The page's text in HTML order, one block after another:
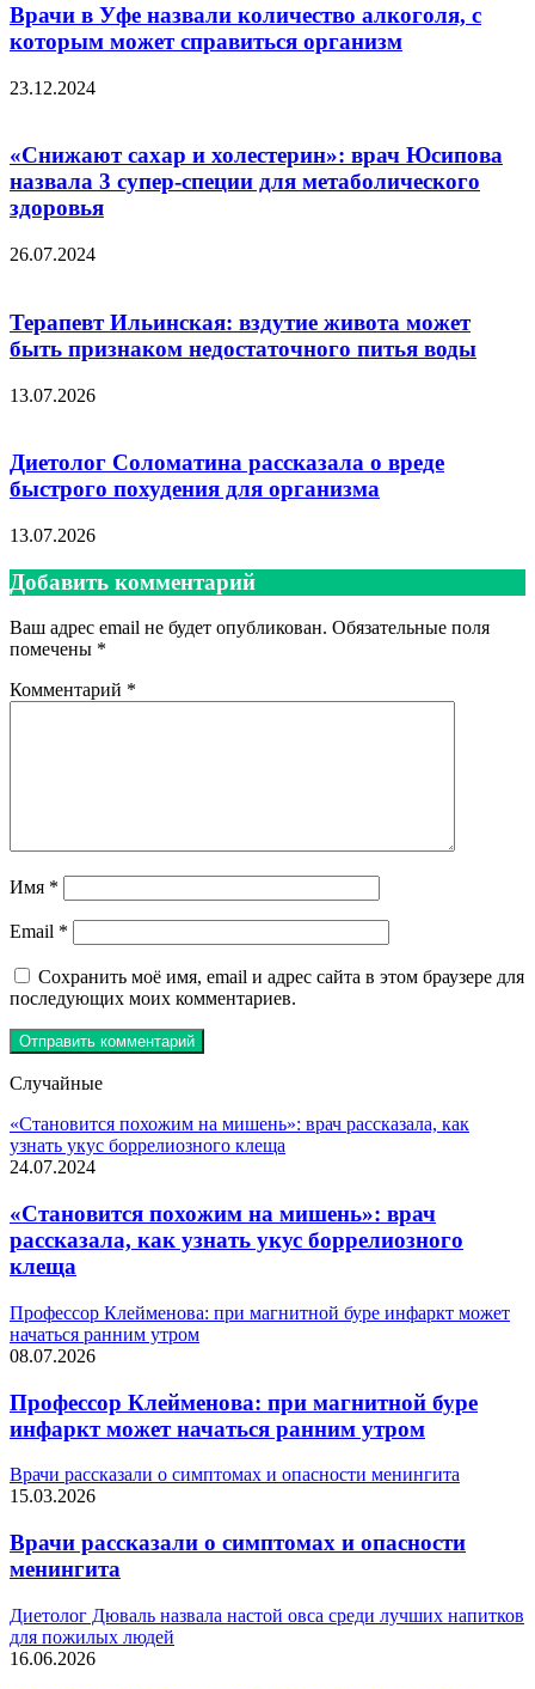
Врачи в Уфе назвали количество алкоголя, с
которым может справиться организм
23.12.2024
«Снижают сахар и холестерин»: врач Юсипова
назвала 3 супер-специи для метаболического
здоровья
26.07.2024
Терапевт Ильинская: вздутие живота может
быть признаком недостаточного питья воды
13.07.2026
Диетолог Соломатина рассказала о вреде
быстрого похудения для организма
13.07.2026
Добавить комментарий
Ваш адрес email не будет опубликован. Обязательные поля
помечены *
Комментарий *
Имя *
Email *
Сохранить моё имя, email и адрес сайта в этом браузере для
последующих моих комментариев.
Случайные
«Становится похожим на мишень»: врач рассказала, как
узнать укус боррелиозного клеща
24.07.2024
«Становится похожим на мишень»: врач
рассказала, как узнать укус боррелиозного
клеща
Профессор Клейменова: при магнитной буре инфаркт может
начаться ранним утром
08.07.2026
Профессор Клейменова: при магнитной буре
инфаркт может начаться ранним утром
Врачи рассказали о симптомах и опасности менингита
15.03.2026
Врачи рассказали о симптомах и опасности
менингита
Диетолог Дюваль назвала настой овса среди лучших напитков
для пожилых людей
16.06.2026